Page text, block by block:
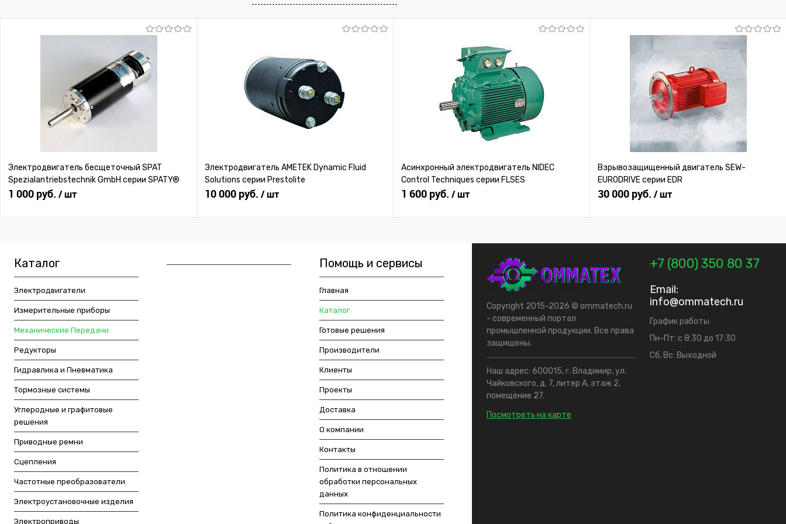
Под заказ
В избранное
Электродвигатель бесщеточный SPAT
Spezialantriebstechnik GmbH серии SPATY®
1 000 руб. / шт
Электродвигатель AMETEK Dynamic Fluid
Solutions серии Prestolite
10 000 руб. / шт
Асинхронный электродвигатель NIDEC
Control Techniques серии FLSES
1 600 руб. / шт
Взрывозащищенный двигатель SEW-
EURODRIVE серии EDR
30 000 руб. / шт
Каталог
Электродвигатели
Измерительные приборы
Механические Передачи
Редукторы
Гидравлика и Пневматика
Тормозные системы
Углеродные и графитовые
решения
Приводные ремни
Сцепления
Частотные преобразователи
Электроустановочные изделия
Электроприводы
Помощь и сервисы
Главная
Каталог
Готовые решения
Производители
Клиенты
Проекты
Доставка
О компании
Контакты
Политика в отношении
обработки персональных
данных
Политика конфиденциальности
Copyright 2015-2026 © ommatech.ru
- современный портал
промышленной продукции. Все права
защищены.
Наш адрес: 600015, г. Владимир, ул.
Чайковского, д. 7, литер А, этаж 2,
помещение 27.
Посмотреть на карте
+7 (800) 350 80 37
Email:
info@ommatech.ru
График работы
Пн-Пт: с 8:30 до 17:30
Сб, Вс: Выходной